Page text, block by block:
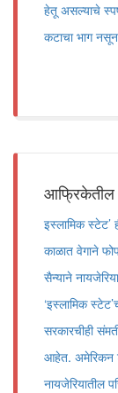
हेतू असल्याचे
कटाचा भाग
आफ्रिकेतील
इस्लामिक स्टेट‌’
काळात वेगाने
सैन्याने
‌‘इस्लामिक
सरकारचीही
आहेत. अमेरिकन
नायजेरियातील